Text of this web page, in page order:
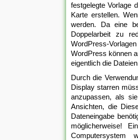
festgelegte Vorlage
Karte erstellen.
werden. Da eine
Doppelarbeit zu
WordPress-
WordPress können
eigentlich die
Durch die
Display starren
anzupassen, als
Ansichten, die
Dateneingabe
möglicherweise!
Computersystem